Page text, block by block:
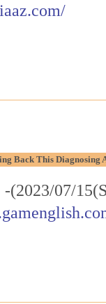
Back This Diagnosing
-(2023/07/